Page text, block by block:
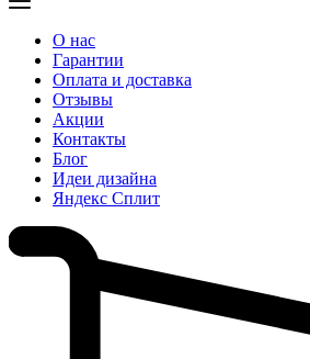
О нас
Гарантии
Оплата и доставка
Отзывы
Акции
Контакты
Блог
Идеи дизайна
Яндекс Сплит